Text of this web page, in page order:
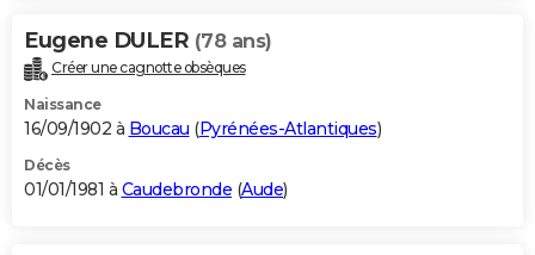
Eugene DULER (78 ans)
Créer une cagnotte obsèques
Naissance
16/09/1902 à Boucau (Pyrénées-Atlantiques)
Décès
01/01/1981 à Caudebronde (Aude)